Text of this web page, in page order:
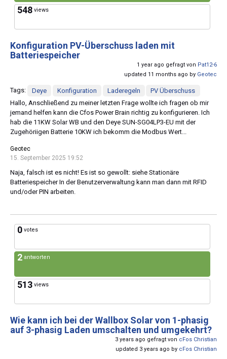
548 views
Konfiguration PV-Überschuss laden mit
Batteriespeicher
1 year ago gefragt von Pat12-6
updated 11 months ago by Geotec
Tags: Deye Konfiguration Laderegeln
PV Überschuss
Hallo, Anschließend zu meiner letzten Frage wollte ich fragen ob mir
jemand helfen kann die Cfos Power Brain richtig zu konfigurieren. Ich
hab die 11KW Solar WB und den Deye SUN-SG04LP3-EU mit der
Zugehöriigen Batterie 10KW ich bekomm die Modbus Wert...
Geotec
15. September 2025 19:52
Naja, falsch ist es nicht! Es ist so gewollt: siehe Stationäre
Batteriespeicher In der Benutzerverwaltung kann man dann mit RFID
und/oder PIN arbeiten.
0 votes
2 antworten
513 views
Wie kann ich bei der Wallbox Solar von 1-phasig
auf 3-phasig Laden umschalten und umgekehrt?
3 years ago gefragt von cFos Christian
updated 3 years ago by cFos Christian